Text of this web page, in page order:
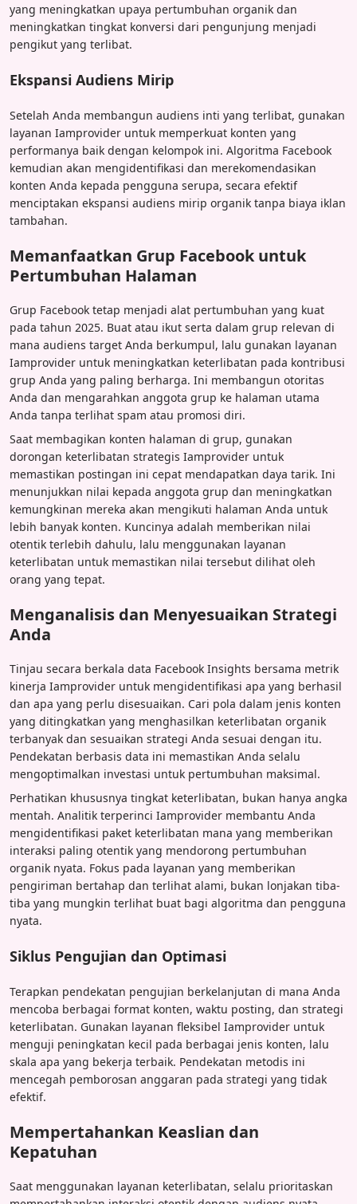
yang meningkatkan upaya pertumbuhan organik dan
meningkatkan tingkat konversi dari pengunjung menjadi
pengikut yang terlibat.
Ekspansi Audiens Mirip
Setelah Anda membangun audiens inti yang terlibat, gunakan
layanan Iamprovider untuk memperkuat konten yang
performanya baik dengan kelompok ini. Algoritma Facebook
kemudian akan mengidentifikasi dan merekomendasikan
konten Anda kepada pengguna serupa, secara efektif
menciptakan ekspansi audiens mirip organik tanpa biaya iklan
tambahan.
Memanfaatkan Grup Facebook untuk
Pertumbuhan Halaman
Grup Facebook tetap menjadi alat pertumbuhan yang kuat
pada tahun 2025. Buat atau ikut serta dalam grup relevan di
mana audiens target Anda berkumpul, lalu gunakan layanan
Iamprovider untuk meningkatkan keterlibatan pada kontribusi
grup Anda yang paling berharga. Ini membangun otoritas
Anda dan mengarahkan anggota grup ke halaman utama
Anda tanpa terlihat spam atau promosi diri.
Saat membagikan konten halaman di grup, gunakan
dorongan keterlibatan strategis Iamprovider untuk
memastikan postingan ini cepat mendapatkan daya tarik. Ini
menunjukkan nilai kepada anggota grup dan meningkatkan
kemungkinan mereka akan mengikuti halaman Anda untuk
lebih banyak konten. Kuncinya adalah memberikan nilai
otentik terlebih dahulu, lalu menggunakan layanan
keterlibatan untuk memastikan nilai tersebut dilihat oleh
orang yang tepat.
Menganalisis dan Menyesuaikan Strategi
Anda
Tinjau secara berkala data Facebook Insights bersama metrik
kinerja Iamprovider untuk mengidentifikasi apa yang berhasil
dan apa yang perlu disesuaikan. Cari pola dalam jenis konten
yang ditingkatkan yang menghasilkan keterlibatan organik
terbanyak dan sesuaikan strategi Anda sesuai dengan itu.
Pendekatan berbasis data ini memastikan Anda selalu
mengoptimalkan investasi untuk pertumbuhan maksimal.
Perhatikan khususnya tingkat keterlibatan, bukan hanya angka
mentah. Analitik terperinci Iamprovider membantu Anda
mengidentifikasi paket keterlibatan mana yang memberikan
interaksi paling otentik yang mendorong pertumbuhan
organik nyata. Fokus pada layanan yang memberikan
pengiriman bertahap dan terlihat alami, bukan lonjakan tiba-
tiba yang mungkin terlihat buat bagi algoritma dan pengguna
nyata.
Siklus Pengujian dan Optimasi
Terapkan pendekatan pengujian berkelanjutan di mana Anda
mencoba berbagai format konten, waktu posting, dan strategi
keterlibatan. Gunakan layanan fleksibel Iamprovider untuk
menguji peningkatan kecil pada berbagai jenis konten, lalu
skala apa yang bekerja terbaik. Pendekatan metodis ini
mencegah pemborosan anggaran pada strategi yang tidak
efektif.
Mempertahankan Keaslian dan
Kepatuhan
Saat menggunakan layanan keterlibatan, selalu prioritaskan